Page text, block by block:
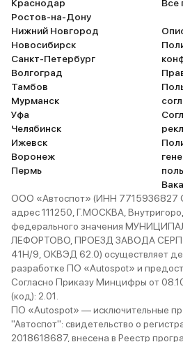
Краснодар
Ростов-на-Дону
Нижний Новгород
Новосибирск
Санкт-Петербург
Волгоград
Тамбов
Мурманск
Уфа
Челябинск
Ижевск
Воронеж
Пермь
Все
ООО «Автоспот» (ИНН 7715936827
адрес 111250, Г.МОСКВА,
федерального значения
ЛЕФОРТОВО, ПРОЕЗД ЗАВОДА
41Н/9, ОКВЭД 62.0) осуществляет
разработке ПО «Autospot» и
Согласно Приказу Минцифры от
(код): 2.01.
ПО «Autospot» — исключительные
"Автоспот": свидетельство о
2018618687, внесена в Реестр